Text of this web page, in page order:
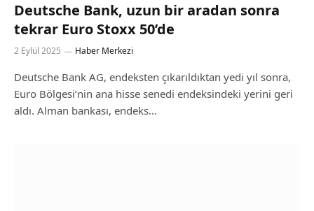
Deutsche Bank, uzun bir aradan sonra
tekrar Euro Stoxx 50’de
2 Eylül 2025 Haber Merkezi
Deutsche Bank AG, endeksten çıkarıldıktan yedi yıl sonra,
Euro Bölgesi’nin ana hisse senedi endeksindeki yerini geri
aldı. Alman bankası, endeks…